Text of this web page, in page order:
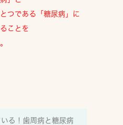
つである「糖尿病」に
ことを
る！歯周病と糖尿病